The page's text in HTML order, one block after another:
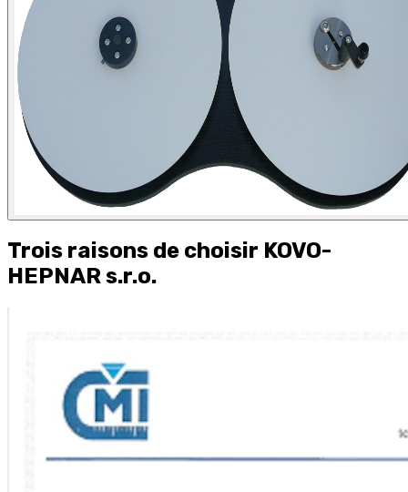
Trois raisons de choisir KOVO-
HEPNAR s.r.o.